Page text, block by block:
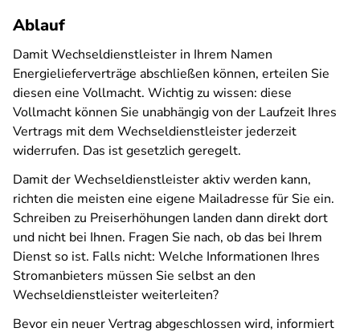
Ablauf
Damit Wechseldienstleister in Ihrem Namen
Energielieferverträge abschließen können, erteilen Sie
diesen eine Vollmacht. Wichtig zu wissen: diese
Vollmacht können Sie unabhängig von der Laufzeit Ihres
Vertrags mit dem Wechseldienstleister jederzeit
widerrufen. Das ist gesetzlich geregelt.
Damit der Wechseldienstleister aktiv werden kann,
richten die meisten eine eigene Mailadresse für Sie ein.
Schreiben zu Preiserhöhungen landen dann direkt dort
und nicht bei Ihnen. Fragen Sie nach, ob das bei Ihrem
Dienst so ist. Falls nicht: Welche Informationen Ihres
Stromanbieters müssen Sie selbst an den
Wechseldienstleister weiterleiten?
Bevor ein neuer Vertrag abgeschlossen wird, informiert